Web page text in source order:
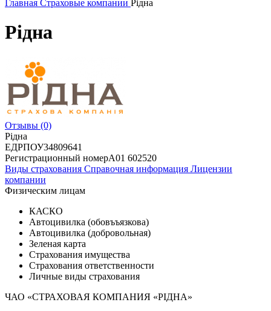
Главная Страховые компании Рідна
Рідна
Отзывы (0)
Рідна
ЕДРПОУ34809641
Регистрационный номерА01 602520
Виды страхования Справочная информация Лицензии
компании
Физическим лицам
КАСКО
Автоцивилка (обовъъязкова)
Автоцивилка (добровольная)
Зеленая карта
Страхования имущества
Страхования ответственности
Личные виды страхования
ЧАО «СТРАХОВАЯ КОМПАНИЯ «РІДНА»